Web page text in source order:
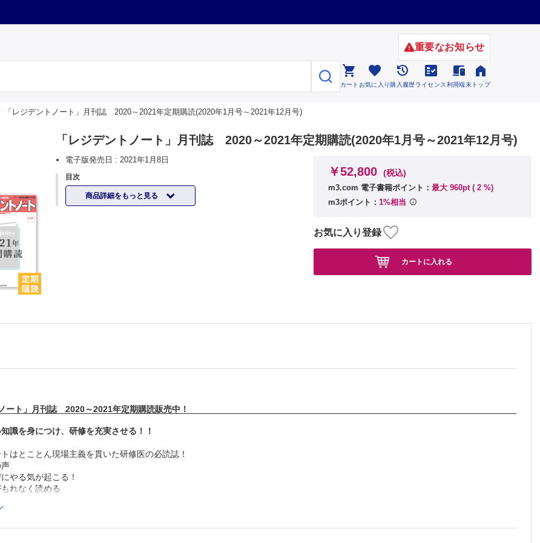
重要なお知らせ

カート

お気に入り

購入履歴

ライセンス

利用端末

トップ
「レジデントノート」月刊誌 2020～2021年定期購読(2020年1月号～2021年12月号)
「レジデントノート」月刊誌 2020～2021年定期購読(2020年1月号～2021年12月号)
電子版発売日 :2021年1月8日
目次
商品詳細をもっと見る
￥52,800 (税込)
m3.com 電子書籍ポイント： 最大 960pt ( 2 %)
m3ポイント： 1%相当
お気に入り登録
カートに入れる
ート」月刊誌 2020～2021年定期購読販売中！
識を身につけ、研修を充実させる！！
はとことん現場主義を貫いた研修医の必読誌！
やる気が起こる！
れなく読める
く！